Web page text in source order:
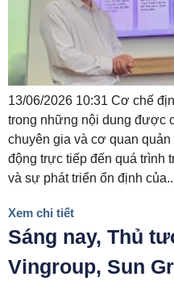
13/06/2026 10:31 Cơ chế
trong những nội dung được
chuyên gia và cơ quan
động trực tiếp đến quá trình
và sự phát triển ổn định
Xem chi tiết
Sáng nay, Thủ
Vingroup, Sun